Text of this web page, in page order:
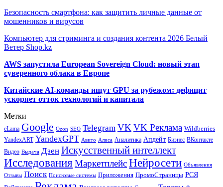
Безопасность смартфона: как защитить личные данные от
мошенников и вирусов
Компьютер для стриминга и создания контента 2026 Белый
Ветер Shop.kz
AWS запустила European Sovereign Cloud: новый этап
суверенного облака в Европе
Китайские AI-команды ищут GPU за рубежом: дефицит
ускоряет отток технологий и капитала
Метки
eLama Google Ozon SEO Telegram VK VK Реклама Wildberries
YandexART YandexGPT Авито Алиса Аналитика Апдейт Бизнес ВКонтакте
Видео Выдача Дзен Искусственный интеллект
Исследования МаркетплейсНейросети Объявления
Отзывы Поиск Поисковые системы Приложения ПромоСтраницы РСЯ